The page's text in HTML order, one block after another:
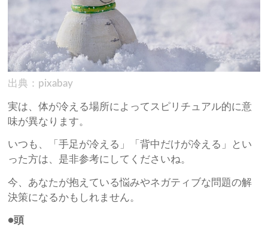
出典：pixabay
実は、体が冷える場所によってスピリチュアル的に意
味が異なります。
いつも、「手足が冷える」「背中だけが冷える」とい
った方は、是非参考にしてくださいね。
今、あなたが抱えている悩みやネガティブな問題の解
決策になるかもしれません。
●頭